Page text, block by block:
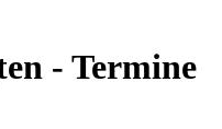
- Termine